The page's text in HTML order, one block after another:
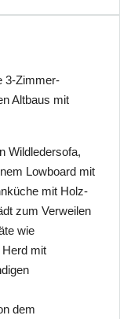
3-Zimmer-
Altbaus mit
Wildledersofa,
Lowboard mit
mit Holz-
zum Verweilen
wie
mit
dem